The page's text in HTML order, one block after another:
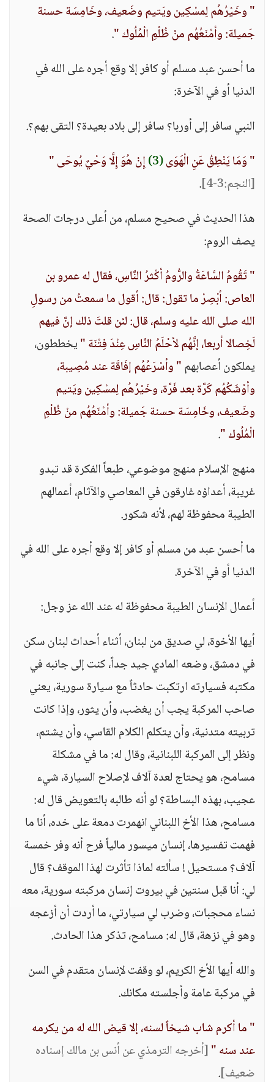
" وخَيْرُهُم لِمسْكِين ويَتيم وضَعيف، وخَامِسَة حسنة
جَميلة: وأمْنَعُهُم منْ ظُلْمِ الْمُلُوك ".
ما أحسن عبد مسلم أو كافر إلا وقع أجره على الله في
الدنيا أو في الآخرة:
النبي سافر إلى أوربا؟ سافر إلى بلاد بعيدة؟ التقى بهم؟.
" وَمَا يَنْطِقُ عَنِ الْهَوَى(3)
إِنْ هُوَ إِلَّا وَحْيٌ يُوحَى "
[النجم:3-4]
.
هذا الحديث في صحيح مسلم، من أعلى درجات الصحة
يصف الروم:
" تَقُومُ السَّاعَةُ والرُّومُ أكْثرُ النَّاسِ، فقال له عمرو بن
العاص: أبْصِرْ ما تقول: قال: أقول ما سمعتُ من رسولِ
الله صلى الله عليه وسلم، قال: لئن قلتَ ذلك إنَّ فيهم
لَخِصالا أربعا، إنَّهُم لأحْلَمُ النَّاسِ عِنْدَ فِتْنَة "يخططون،
يملكون أعصابهم" وأسْرَعُهُم إفَاقَة عند مُصِيبة،
وأوْشَكُهُم كَرَّة بعد فَرَّة، وخَيْرُهُم لِمسْكِين ويَتيم
وضَعيف، وخَامِسَة حسنة جَميلة: وأمْنَعُهُم منْ ظُلْمِ
الْمُلُوك ".
منهج الإسلام منهج موضوعي، طبعاً الفكرة قد تبدو
غريبة، أعداؤه غارقون في المعاصي والآثام، أعمالهم
الطيبة محفوظة لهم، لأنه شكور.
ما أحسن عبد من مسلم أو كافر إلا وقع أجره على الله في
الدنيا أو في الآخرة.
أعمال الإنسان الطيبة محفوظة له عند الله عز وجل:
أيها الأخوة، لي صديق من لبنان، أثناء أحداث لبنان سكن
في دمشق، وضعه المادي جيد جداً، كنت إلى جانبه في
مكتبه فسيارته ارتكبت حادثاً مع سيارة سورية، يعني
صاحب المركبة يجب أن يغضب، وأن يثور، وإذا كانت
تربيته متدنية، وأن يتكلم الكلام القاسي، وأن يشتم،
ونظر إلى المركبة اللبنانية، وقال له: ما في مشكلة
مسامح، هو يحتاج لعدة آلاف لإصلاح السيارة، شيء
عجيب، بهذه البساطة؟ لو أنه طالبه بالتعويض قال له:
مسامح، هذا الأخ اللبناني انهمرت دمعة على خده، أنا ما
فهمت تفسيرها، إنسان ميسور مالياً فرح أنه وفر خمسة
آلاف؟ مستحيل ! سألته لماذا تأثرت لهذا الموقف؟ قال
لي: أنا قبل سنتين في بيروت إنسان مركبته سورية، معه
نساء محجبات، وضرب لي سيارتي، ما أردت أن أزعجه
وهو في نزهة، قال له: مسامح، تذكر هذا الحادث.
والله أيها الأخ الكريم، لو وقفت لإنسان متقدم في السن
في مركبة عامة وأجلسته مكانك.
" ما أكرم شاب شيخاً لسنه، إلا قيض الله له من يكرمه
عند سنه "[أخرجه الترمذي عن أنس بن مالك إسناده
ضعيف].